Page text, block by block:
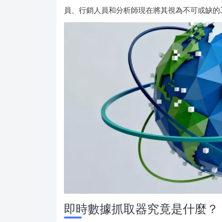
員、行銷人員和分析師現在將其視為不可或缺
即時數據抓取器究竟是什麼？